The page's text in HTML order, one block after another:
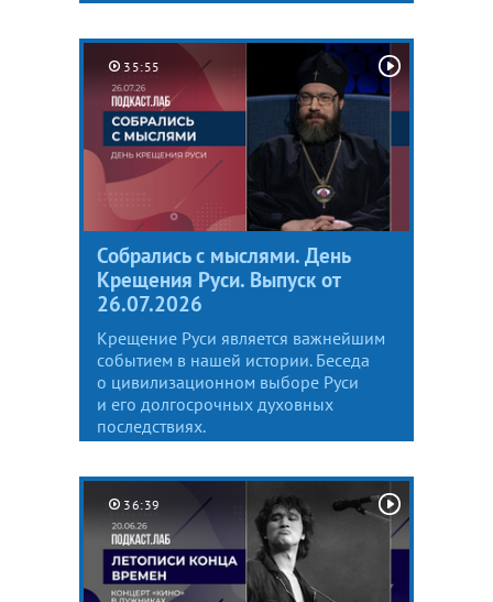
35:55
Собрались с мыслями. День
Крещения Руси. Выпуск от
26.07.2026
Крещение Руси является важнейшим
событием в нашей истории. Беседа
о цивилизационном выборе Руси
и его долгосрочных духовных
последствиях.
36:39